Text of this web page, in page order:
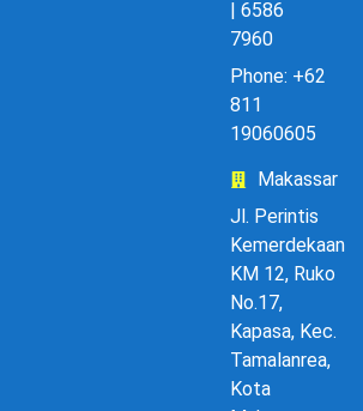
| 6586
7960
Phone: +62
811
19060605
Makassar
Jl. Perintis
Kemerdekaan
KM 12, Ruko
No.17,
Kapasa, Kec.
Tamalanrea,
Kota